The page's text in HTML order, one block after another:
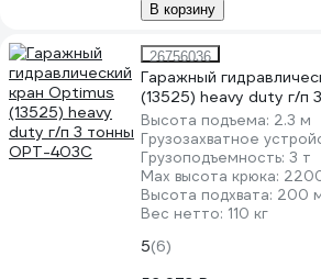
В корзину
26756036
Гаражный
(13525) heavy duty г/п
Высота подъема: 2.3 м
Грузозахватное
Грузоподъемность: 3 т
Мах высота крюка:
Высота подхвата: 200
Вес нетто: 110 кг
5(6)